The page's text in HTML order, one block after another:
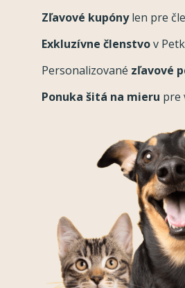
Zľavové kupónylen pre
Exkluzívne členstvov
Personalizované zľavové
Ponuka šitá na mieru pre